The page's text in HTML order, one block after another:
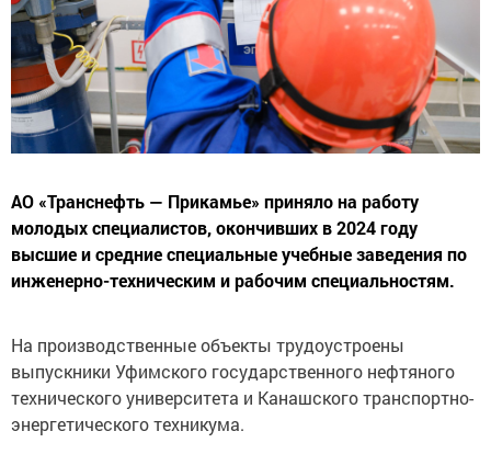
АО «Транснефть — Прикамье» приняло на работу
молодых специалистов, окончивших в 2024 году
высшие и средние специальные учебные заведения по
инженерно-техническим и рабочим специальностям.
На производственные объекты трудоустроены
выпускники Уфимского государственного нефтяного
технического университета и Канашского транспортно-
энергетического техникума.